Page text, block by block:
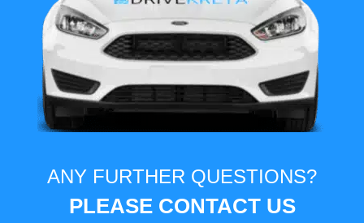
ANY FURTHER QUESTIONS?
PLEASE CONTACT US